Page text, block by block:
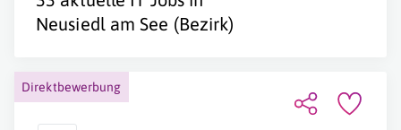
Neusiedl am See (Bezirk)
Direktbewerbung